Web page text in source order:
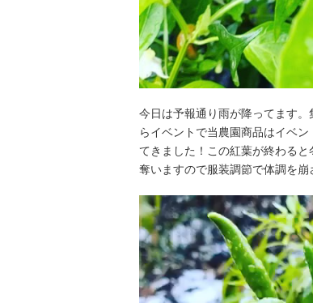
今日は予報通り雨が降ってます
らイベントで当農園商品はイベ
てきました！この紅葉が終わる
奪いますので服装調節で体調を崩